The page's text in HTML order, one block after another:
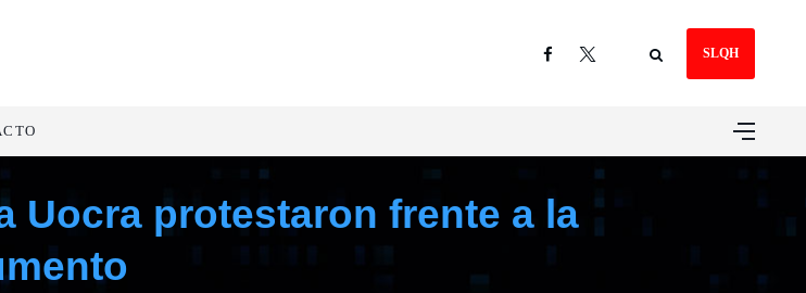
SLQH
Uocra protestaron frente a la